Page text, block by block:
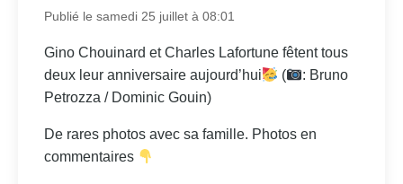
Publié le samedi 25 juillet à 08:01
Gino Chouinard et Charles Lafortune fêtent tous
deux leur anniversaire aujourd’hui
(
: Bruno
Petrozza / Dominic Gouin)
De rares photos avec sa famille. Photos en
commentaires